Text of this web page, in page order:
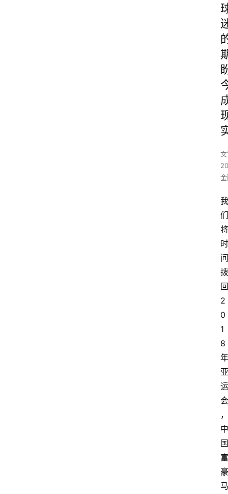
我
们
将
时
间
拨
回
2
0
1
8
年
亚
运
会
，
中
国
富
豪
马